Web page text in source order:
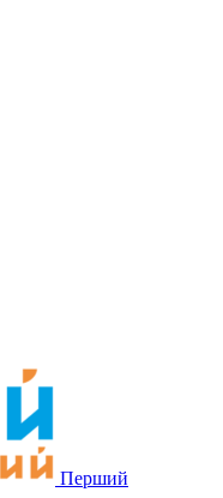
Перший